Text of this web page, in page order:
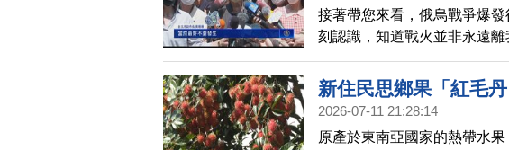
接著帶您來看，俄烏戰爭爆
刻認識，知道戰火並非永遠
萬安演習防空避難演練，副
也要警惕。
新住民思鄉果「紅毛
2026-07-11 21:28:14
原產於東南亞國家的熱帶水